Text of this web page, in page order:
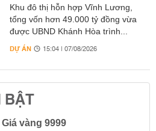
Khu đô thị hỗn hợp Vĩnh Lương,
tổng vốn hơn 49.000 tỷ đồng vừa
được UBND Khánh Hòa trình...
DỰ ÁN 15:04 | 07/08/2026
BẬT
Giá vàng 9999